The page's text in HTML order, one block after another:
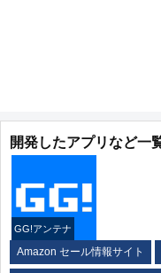
開発したアプリなど一
GG!アンテナ
Amazon セール情報サイト